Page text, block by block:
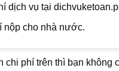
dịch vụ tại
nộp cho nhà nước.
chi phí trên thì bạn không